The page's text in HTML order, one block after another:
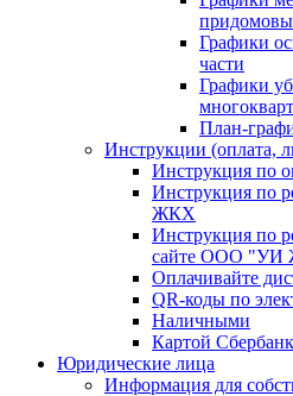
Графики
части
Графики
План-
Инструкции (оплата,
Инструкция по
Инструкция по
ЖКХ
Инструкция по
сайте ООО "УИ
Оплачивайте
QR-коды по
Наличными
Картой
Юридические лица
Информация для